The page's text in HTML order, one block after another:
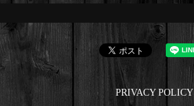
PRIVACY POLICY